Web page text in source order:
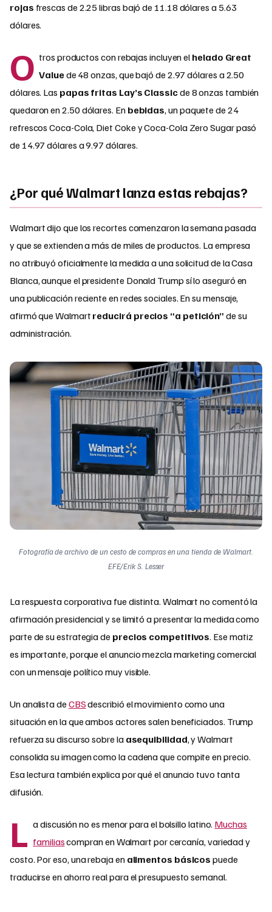
rojas frescas de 2.25 libras bajó de 11.18 dólares a 5.63
dólares.
O tros productos con rebajas incluyen el helado Great
Valuede 48 onzas, que bajó de 2.97 dólares a 2.50
dólares. Las papas fritas Lay’s Classicde 8 onzas también
quedaron en 2.50 dólares. En bebidas, un paquete de 24
refrescos Coca-Cola, Diet Coke y Coca-Cola Zero Sugar pasó
de 14.97 dólares a 9.97 dólares.
¿Por qué Walmart lanza estas rebajas?
Walmart dijo que los recortes comenzaron la semana pasada
y que se extienden a más de miles de productos. La empresa
no atribuyó oficialmente la medida a una solicitud de la Casa
Blanca, aunque el presidente Donald Trump sí lo aseguró en
una publicación reciente en redes sociales. En su mensaje,
afirmó que Walmart reducirá precios “a petición” de su
administración.
Fotografía de archivo de un cesto de compras en una tienda de Walmart.
EFE/Erik S. Lesser
La respuesta corporativa fue distinta. Walmart no comentó la
afirmación presidencial y se limitó a presentar la medida como
parte de su estrategia de precios competitivos. Ese matiz
es importante, porque el anuncio mezcla marketing comercial
con un mensaje político muy visible.
Un analista de CBSdescribió el movimiento como una
situación en la que ambos actores salen beneficiados. Trump
refuerza su discurso sobre la asequibilidad, y Walmart
consolida su imagen como la cadena que compite en precio.
Esa lectura también explica por qué el anuncio tuvo tanta
difusión.
L a discusión no es menor para el bolsillo latino. Muchas
familiascompran en Walmart por cercanía, variedad y
costo. Por eso, una rebaja en alimentos básicos puede
traducirse en ahorro real para el presupuesto semanal.